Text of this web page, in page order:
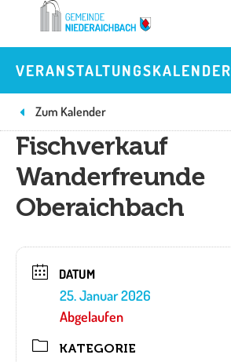
springen
VERANSTALTUNGSKALENDER
Zum Kalender
Fischverkauf
Wanderfreunde
Oberaichbach
DATUM
25. Januar 2026
Abgelaufen
KATEGORIE